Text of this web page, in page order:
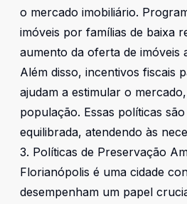
o mercado imobiliário.
imóveis por famílias de baixa
aumento da oferta de imóveis
Além disso, incentivos fiscais
ajudam a estimular o
população. Essas políticas
equilibrada, atendendo às
3. Políticas de Preservação
Florianópolis é uma cidade
desempenham um papel